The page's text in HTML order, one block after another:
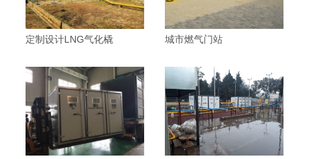
定制设计LNG气化橇 城市燃气门站